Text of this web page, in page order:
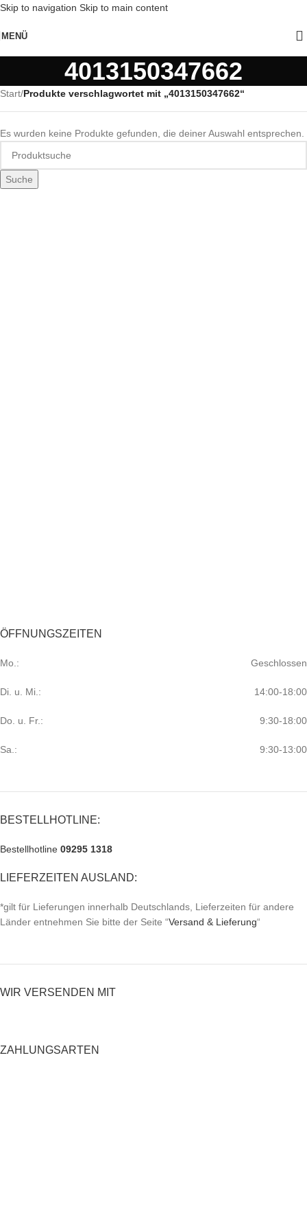
Skip to navigation Skip to main content
MENÜ
4013150347662
Start/Produkte verschlagwortet mit „4013150347662“
Es wurden keine Produkte gefunden, die deiner Auswahl entsprechen.
Suche
ÖFFNUNGSZEITEN
Mo.: Geschlossen
Di. u. Mi.: 14:00-18:00
Do. u. Fr.: 9:30-18:00
Sa.: 9:30-13:00
BESTELLHOTLINE:
Bestellhotline 09295 1318
LIEFERZEITEN AUSLAND:
*gilt für Lieferungen innerhalb Deutschlands, Lieferzeiten für andere
Länder entnehmen Sie bitte der Seite “Versand & Lieferung“
WIR VERSENDEN MIT
ZAHLUNGSARTEN